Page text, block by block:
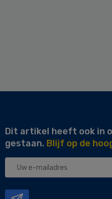
Dit artikel heeft ook in
gestaan. Blijf op de
Uw